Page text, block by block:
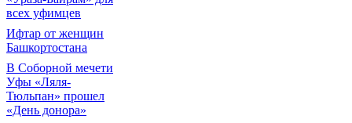
всех уфимцев
Ифтар от женщин
Башкортостана
В Соборной мечети
Уфы «Ляля-
Тюльпан» прошел
«День донора»